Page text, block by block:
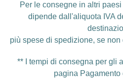
Per le consegne in altri
dipende dall'aliquota IVA
più spese di spedizione, se non
** I tempi di consegna per gli
pagina